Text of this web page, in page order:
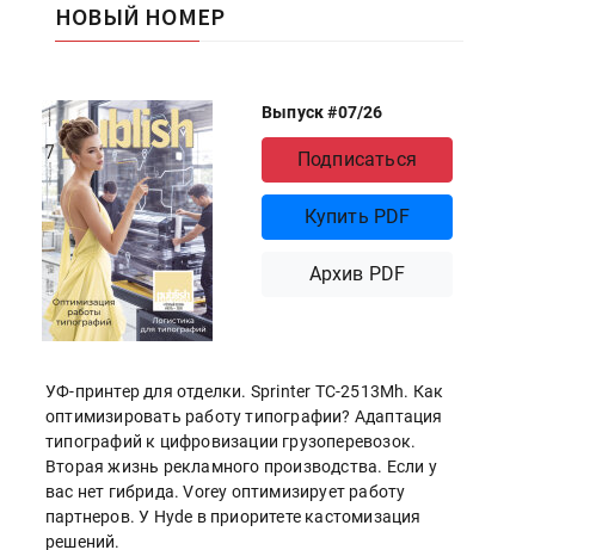
НОВЫЙ НОМЕР
Выпуск #07/26
Подписаться
Купить PDF
Архив PDF
УФ-принтер для отделки. Sprinter ТС-2513Mh. Как
оптимизировать работу типографии? Адаптация
типографий к цифровизации грузоперевозок.
Вторая жизнь рекламного производства. Если у
вас нет гибрида. Vorey оптимизирует работу
партнеров. У Hyde в приоритете кастомизация
решений.